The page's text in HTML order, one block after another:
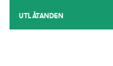
UTLÅTANDEN